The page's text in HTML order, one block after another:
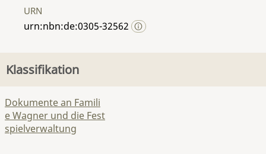
URN
urn:nbn:de:0305-32562
Klassifikation
Dokumente an Famili
e Wagner und die Fest
spielverwaltung